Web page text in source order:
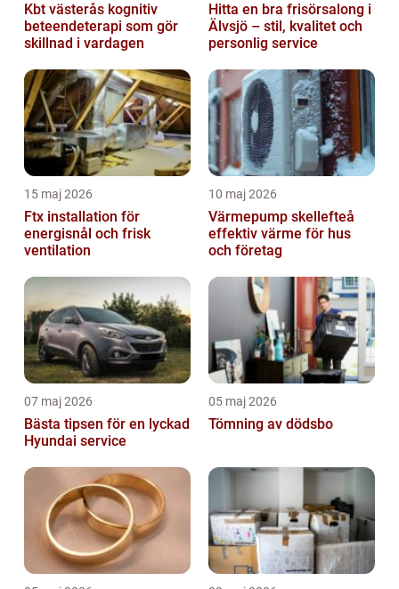
Kbt västerås kognitiv
beteendeterapi som gör
skillnad i vardagen
Hitta en bra frisörsalong i
Älvsjö – stil, kvalitet och
personlig service
15 maj 2026
Ftx installation för
energisnål och frisk
ventilation
10 maj 2026
Värmepump skellefteå
effektiv värme för hus
och företag
07 maj 2026
Bästa tipsen för en lyckad
Hyundai service
05 maj 2026
Tömning av dödsbo